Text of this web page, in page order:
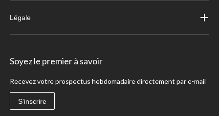
Légale
Soyez le premier à savoir
Recevez votre prospectus hebdomadaire directement par e-mail
S'inscrire